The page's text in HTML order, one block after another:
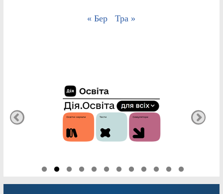
« Бер Тра »